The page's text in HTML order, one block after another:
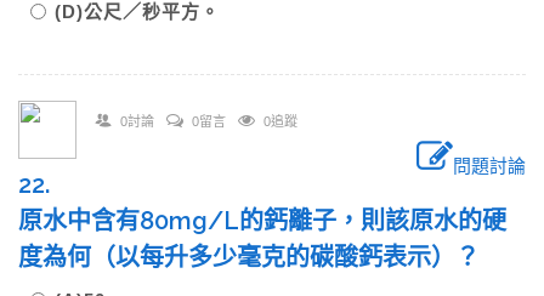
(D)公尺／秒平方。
0討論 0留言 0追蹤
問題討論
22.
原水中含有80mg/L的鈣離子，則該原水的硬
度為何（以每升多少毫克的碳酸鈣表示）？